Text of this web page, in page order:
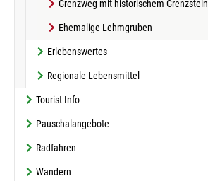
Grenzweg mit historischem Grenzstein
Ehemalige Lehmgruben
Erlebenswertes
Regionale Lebensmittel
Tourist Info
Pauschalangebote
Radfahren
Wandern